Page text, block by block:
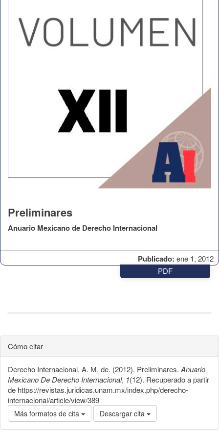
Publicado: ene 1, 2012
Preliminares
Anuario Mexicano de Derecho Internacional
PDF
Cómo citar
Derecho Internacional, A. M. de. (2012). Preliminares. Anuario
Mexicano De Derecho Internacional, 1(12). Recuperado a partir
de https://revistas.juridicas.unam.mx/index.php/derecho-
internacional/article/view/389
Más formatos de cita Descargar cita